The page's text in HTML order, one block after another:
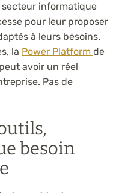
secteur informatique
pour leur proposer
à leurs besoins.
la Power Platform de
avoir un réel
Pas de
besoin